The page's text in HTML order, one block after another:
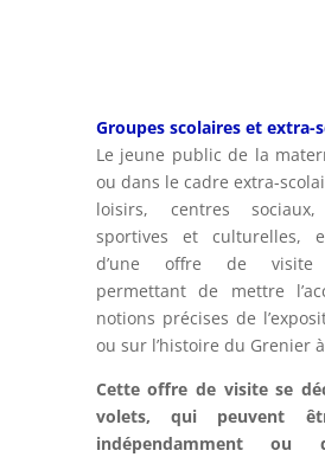
Groupes scolaires et extra-
Le jeune public de la
ou dans le cadre extra-
loisirs, centres sociaux,
sportives et culturelles,
d’une offre de visite
permettant de mettre
notions précises de
ou sur l’histoire du Grenier
Cette offre de visite se
volets, qui peuvent
indépendamment ou